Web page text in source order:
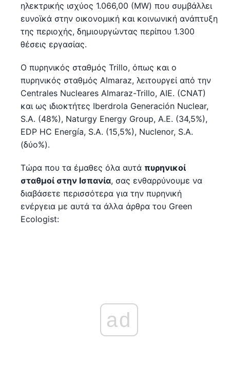
ηλεκτρικής ισχύος 1.066,00 (MW) που συμβάλλει
ευνοϊκά στην οικονομική και κοινωνική ανάπτυξη
της περιοχής, δημιουργώντας περίπου 1.300
θέσεις εργασίας.
Ο πυρηνικός σταθμός Trillo, όπως και ο
πυρηνικός σταθμός Almaraz, λειτουργεί από την
Centrales Nucleares Almaraz-Trillo, AIE. (CNAT)
και ως ιδιοκτήτες Iberdrola Generación Nuclear,
S.A. (48%), Naturgy Energy Group, Α.Ε. (34,5%),
EDP HC Energía, S.A. (15,5%), Nuclenor, S.A.
(δύο%).
Τώρα που τα έμαθες όλα αυτά πυρηνικοί
σταθμοί στην Ισπανία, σας ενθαρρύνουμε να
διαβάσετε περισσότερα για την πυρηνική
ενέργεια με αυτά τα άλλα άρθρα του Green
Ecologist:
ad